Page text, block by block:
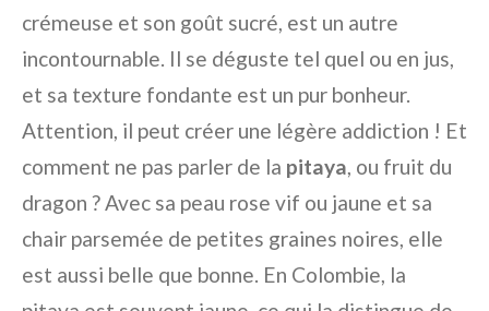
crémeuse et son goût sucré, est un autre
incontournable. Il se déguste tel quel ou en jus,
et sa texture fondante est un pur bonheur.
Attention, il peut créer une légère addiction ! Et
comment ne pas parler de la pitaya, ou fruit du
dragon ? Avec sa peau rose vif ou jaune et sa
chair parsemée de petites graines noires, elle
est aussi belle que bonne. En Colombie, la